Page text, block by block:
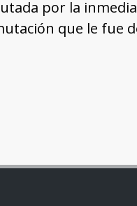
por la
que le fue